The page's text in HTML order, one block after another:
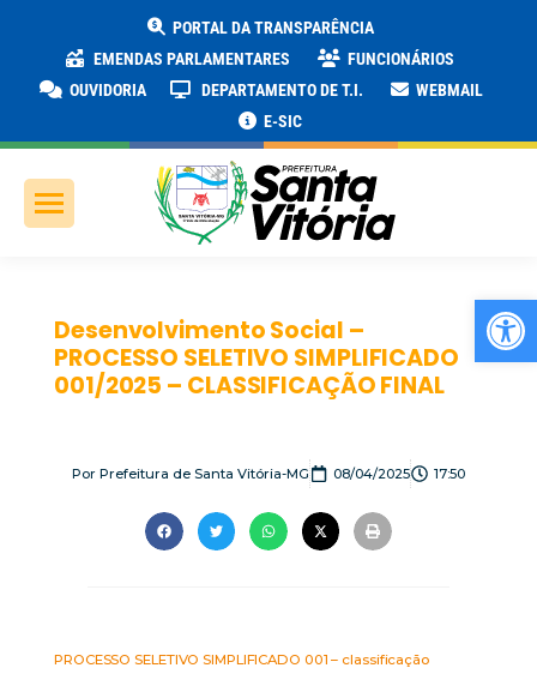
PORTAL DA TRANSPARÊNCIA
EMENDAS PARLAMENTARES
FUNCIONÁRIOS
OUVIDORIA
DEPARTAMENTO DE T.I.
WEBMAIL
E-SIC
Desenvolvimento Social –
PROCESSO SELETIVO SIMPLIFICADO
001/2025 – CLASSIFICAÇÃO FINAL
Por Prefeitura de Santa Vitória-MG 08/04/2025 17:50
PROCESSO SELETIVO SIMPLIFICADO 001 – classificação